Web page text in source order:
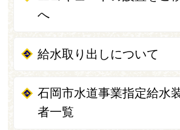
へ
給水取り出しについて
石岡市水道事業指定給水
者一覧